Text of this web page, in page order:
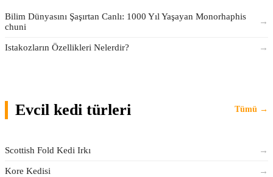
Bilim Dünyasını Şaşırtan Canlı: 1000 Yıl Yaşayan Monorhaphis
chuni
→
Istakozların Özellikleri Nelerdir? →
Evcil kedi türleri Tümü →
Scottish Fold Kedi Irkı →
Kore Kedisi →